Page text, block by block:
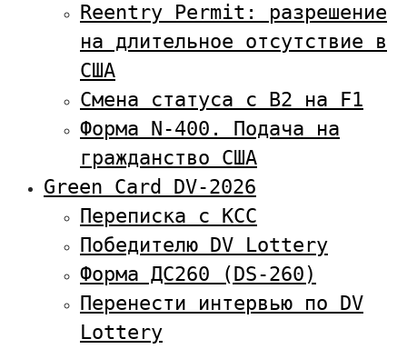
Reentry Permit: разрешение
на длительное отсутствие в
США
Смена статуса с В2 на F1
Форма N-400. Подача на
гражданство США
Green Card DV-2026
Переписка с KCC
Победителю DV Lottery
Форма ДС260 (DS-260)
Перенести интервью по DV
Lottery